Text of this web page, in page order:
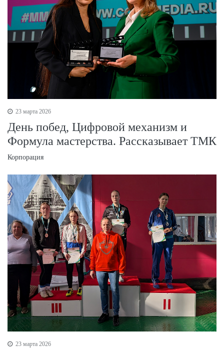
23 марта 2026
День побед, Цифровой механизм и
Формула мастерства. Рассказывает ТМК
Корпорация
23 марта 2026